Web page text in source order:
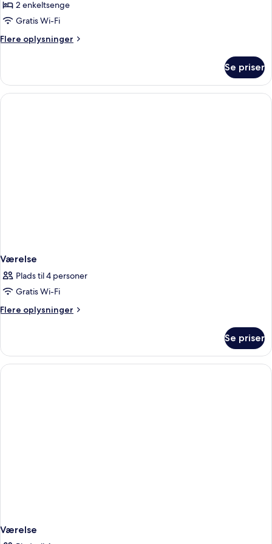
Junior-
suite
-
terrasse
2 enkeltsenge
Gratis Wi-Fi
Flere oplysninger
Flere
suite
terrasse
Se priser
Værelse
Plads til 4 personer
Gratis Wi-Fi
Flere oplysninger
Flere
Se priser
Værelse